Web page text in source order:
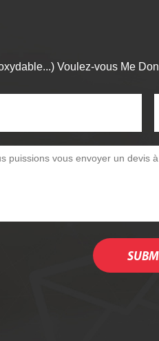
Voulez-vous Me